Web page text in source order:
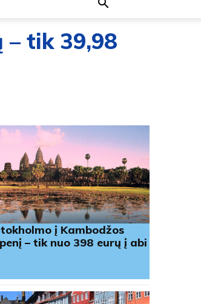
tik 39,98
į Kambodžos
– tik nuo 398 eurų į abi